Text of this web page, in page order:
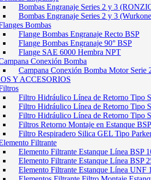
Bombas Engranaje Series 2 y 3
Bombas Engranaje Series 2 y 3
Bombas
Flange Bombas Engranaje Recto BSP
Flange Bombas Engranaje 90° BSP
Flange SAE 6000 Hembra NPT
Conexión Bomba
Campana Conexión Bomba Motor Serie
Y ACCESORIOS
Filtro Hidráulico Línea de Retorno Tipo
Filtro Hidráulico Línea de Retorno Tipo
Filtro Hidráulico Línea de Retorno Tipo
Filtros Retorno Montaje en Estanque BSP
Filtro Respiradero Silica GEL Tipo
Filtrante
Elemento Filtrante Estanque Línea BSP
Elemento Filtrante Estanque Línea BSP
Elemento Filtrante Estanque Línea UNF